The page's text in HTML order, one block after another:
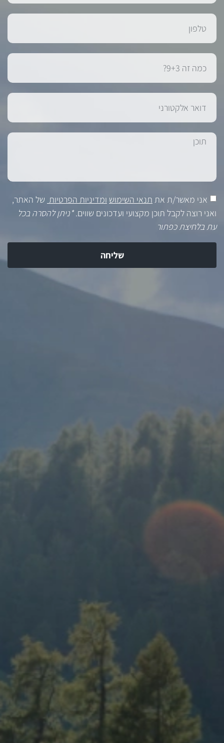
אני מאשר/ת את תנאי השימוש ומדיניות הפרטיות של האתר,
ואני רוצה לקבל תוכן מקצועי ועדכונים שווים.*ניתן להסרה בכל
עת בלחיצת כפתור
שליחה